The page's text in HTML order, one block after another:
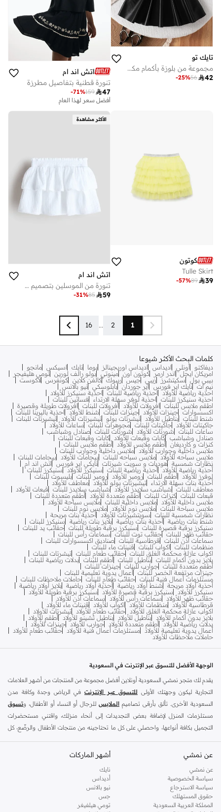
تايك تو
مجموعة من بلوزة بأكمام مكشكشة وتنورة جلد اصطناعي للبنات
42
56
-25%
اتش اند ام
تنورة قطنية بتفاصيل مطرزة
47
159
-71%
أفضل سعر لهذا العام
كوتون
Tulle Skirt
39
89
-57%
الأكثر مشاهدة
اتش اند ام
تنورة من الموسلين بتصميم طبقات
59
85
-31%
1
2
...
16
كلمات البحث الأكثر شيوعا
ديفاكتو أونلي اديداس اديداس اوريجينالز بوما نايك اسيكس مانجو
امريكان ايجل
اندر ارمر كوتون اون مينوتي بولو رالف لورين تومي هليفيجر
بيبي بول
سكيتشرز زيبي جيس ريبوك كالفن كلاين كونفرس لاكوست
نيم ات نايك اير فورس اير جوردان بابلوسكي نيو بالانس
احذية رياضية للأولاد
احذية رياضية للبنات
احذية سنيكرز للأولاد
احذية سنيكرز للبنات
احذية لوفر سهلة الارتداء
فساتين للبنات
اطقم ملابس للبنات
افرولات للأولاد افرولات للبنات
افرولات طويلة وقصيرة
اكسسوارات جينزات للأولاد جينزات للبنات شنط للأولاد
احذية باليرينا للبنات
شنط للبنات بناطيل للأولاد تيشرتات بولو تيشيرتات للأولاد
تيشيرتات للبنات
جاكيتات للأولاد
جاكيتات للبنات مجوهرات للبنات
ساعات للأولاد
ساعات للبنات
شورتات للأولاد شورتات للبنات صنادل وشباشب
صنادل وشباشب كابات وقبعات للأولاد
كابات وقبعات للبنات
كنزات و كارديغان أطقم ملابس للأولاد
أطقم ملابس للبنات
ملابس داخلية وجوارب للأولاد
ملابس داخلية وجوارب للبنات
ملابس سباحه للأولاد ملابس سباحه للبنات بيجامات للأولاد
بيجامات للبنات
نظارات شمسية هوديات و سويت شيرتات نايكي اير فورس
اتش اند ام
أحذية رياضية للأولاد أحذية رياضية للبنات سنيكرز للأولاد
سنيكرز للبنات
لوفرز للأولاد
أطقم للبنات رومبر للأولاد رومبر للبنات بليسوت للبنات
أحذية بنات سهلة الارتداء
تيشيرتات بولو للأولاد معاطف للأولاد
معاطف للبنات
شباشب سلايدز للأولاد شباشب سلايدز للبنات
قبعات للأولاد
قبعات للبنات كنزات للبنات أطقم متعددة للأولاد
أطقم متعددة للبنات
ملابس داخلية للأولاد
ملابس داخلية للبنات ملابس سباحة للأولاد
ملابس سباحة للبنات ملابس نوم للأولاد
ملابس نوم للبنات
نظارات شمسية للبنات
سويتشيرتات للأولاد
أحذية بنات مريحة
شنط بنات رياضية أحذية بنات رياضية بلايز بنات رياضية
سنيكرز للبنات
سنيكرز برقبة قصيرة للبنات
سنيكرز برقبة طويلة للبنات حقائب يد للبنات
حقائب ظهر للبنات حقائب توت للبنات
سماعات رأس للبنات
سماعات أذن للبنات
قرطاسية للبنات صناديق اكسسوارات للبنات
منظمات للبنات
اكواب للبنات
قنينات ماء للبنات
اكواب عازلة محكمة الغلق للبنات حقائب طعام للبنات تيشرتات للبنات
بلايز بدون أكمام للبنات بناطيل للبنات أطقم للبنات بدلات رياضية للبنات
أطقم متعددة للبنات جوارب للبنات جينزات للبنات
جينزات مرتفعة الخصر للبنات أعمال يدوية تعليمية للبنات
مستلزمات أعمال فنية للبنات حقائب طعام للبنات حاملات ملاحظات للبنات
أحذية أولاد مريحة
شنط أولاد رياضية أحذية أولاد رياضية بلايز أولاد رياضية
سنيكرز للأولاد
سنيكرز برقبة قصيرة للأولاد
سنيكرز برقبة طويلة للأولاد
حقائب ظهر للأولاد
سماعات رأس للأولاد
سماعات أذن للأولاد
قرطاسية للأولاد منظمات للأولاد اكواب للأولاد
قنينات ماء للأولاد
اكواب عازلة محكمة الغلق للأولاد
حقائب طعام للأولاد
تيشرتات للأولاد
بلايز بدون أكمام للأولاد
بناطيل للأولاد بناطيل تشينو للأولاد
أطقم للأولاد
بدلات رياضية للأولاد أطقم متعددة للأولاد جوارب للأولاد جينزات للأولاد
أعمال يدوية تعليمية للأولاد
مستلزمات أعمال فنية للأولاد
حقائب طعام للأولاد
حاملات ملاحظات للأولاد
الوجهة الأفضل للتسوق عبر الإنترنت في السعودية
يقدم لك متجر نمشي السعودية أونلاين أفضل مجموعة من المنتجات من أشهر العلامات
التجارية ليكون وجهتك الأولى للتسوق عبر الإنترنت في الرياض وجدة وكافة مدن
السعودية الأخرى. تألق بأرقى تصاميم الملابس للرجال أو النساء أو الأطفال، وتسوق
مستلزمات المنزل لإضافة بعض التجديدات إلى أنحاء منزلك، واقتني مستحضرات
التجميل بكافة أنواعها، واحصلي على كل ما تحتاجينه من منتجات الأطفال والرضّع، كل
أفضل العلامات التجارية في السعودية
يضم متجر نمشي السعودية أونلاين مجموعة ضخمة من المنتجات من أفضل العلامات
التجارية، بداية من الأزياء وحتى مستلزمات المنزل. ستجد لدينا كل ما ترغب به من
الملابس والأحذية والإكسسوارات وكافة احتياجاتك الأخرى من علامات رائدة مثل:
ديفاكتو ، و ديزل، وبيير كاردان تومي هيلفيغر، وريفر ايلاند
عن نمشي
عن نمشي
سياسة الخصوصية
سياسة الاسترجاع
حقوق المستهلك
المملكة العربية السعودية
أشهر الماركات
نايك
أديداس
نيو بالانس
جس
تومي هيلفيغر